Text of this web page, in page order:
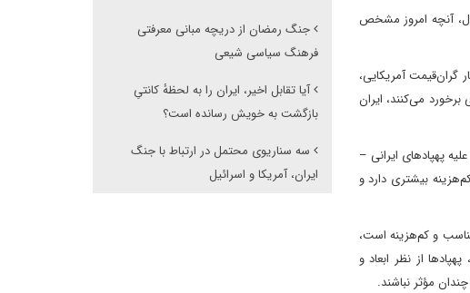
آنچه امروز مشخص
گران‌قیمت آمریکایی،
می‌کنند، ایران
پهپادهای ایرانی –
بیشتری دارد و
و کم‌هزینه است،
از نظر ابعاد و
مؤثر نباشند.
جنگ رمضان از دریچه مبانی معرفتی
فرهنگ سیاسی شیعی
آیا تقابل اخیر، ایران را به لحظهٔ کانتیِ
بازگشت به خویش رسانده است؟
سه سناریوی محتمل در ارتباط با جنگ
ایران، آمریکا و اسرائیل